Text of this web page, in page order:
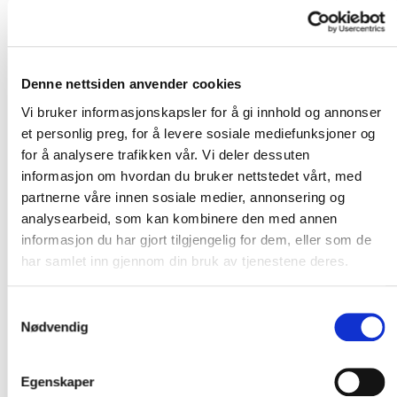
Denne nettsiden anvender cookies
Vi bruker informasjonskapsler for å gi innhold og annonser
et personlig preg, for å levere sosiale mediefunksjoner og
for å analysere trafikken vår. Vi deler dessuten
informasjon om hvordan du bruker nettstedet vårt, med
partnerne våre innen sosiale medier, annonsering og
analysearbeid, som kan kombinere den med annen
informasjon du har gjort tilgjengelig for dem, eller som de
har samlet inn gjennom din bruk av tjenestene deres.
Nødvendig
Egenskaper
Hvis du jobber i en av våre medlemsbedrifter, kan du få
adgang til maler og andre låste dokumenter.Klikk her
for å registrere din bruker.